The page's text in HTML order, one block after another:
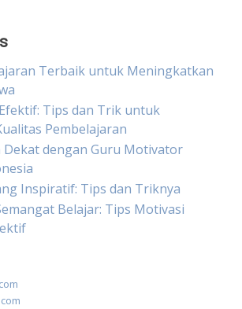
Terbaik untuk Meningkatkan
Tips dan Trik untuk
Pembelajaran
Dekat dengan Guru Motivator
Inspiratif: Tips dan Triknya
Belajar: Tips Motivasi